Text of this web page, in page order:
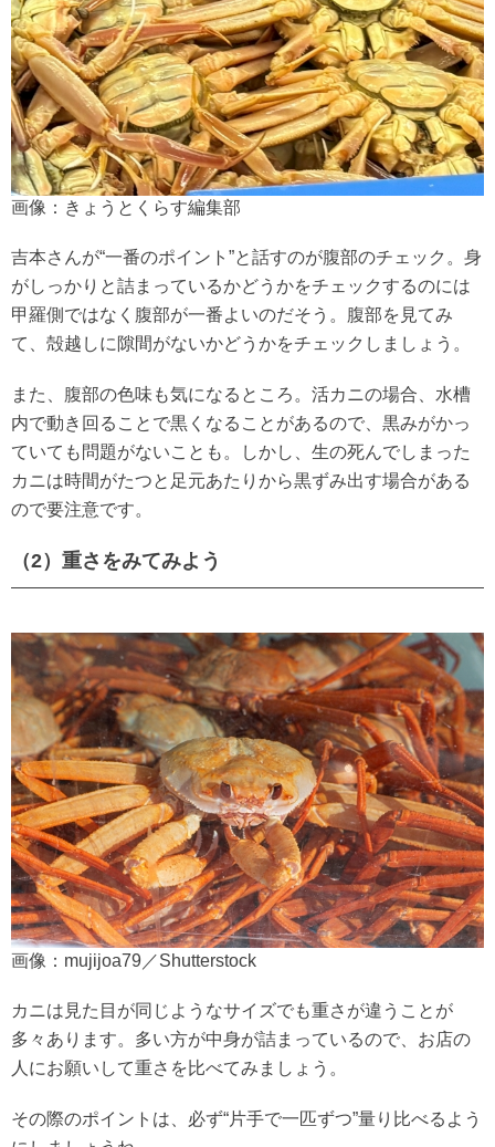
画像：きょうとくらす編集部
吉本さんが“一番のポイント”と話すのが腹部のチェック。身
がしっかりと詰まっているかどうかをチェックするのには
甲羅側ではなく腹部が一番よいのだそう。腹部を見てみ
て、殻越しに隙間がないかどうかをチェックしましょう。
また、腹部の色味も気になるところ。活カニの場合、水槽
内で動き回ることで黒くなることがあるので、黒みがかっ
ていても問題がないことも。しかし、生の死んでしまった
カニは時間がたつと足元あたりから黒ずみ出す場合がある
ので要注意です。
（2）重さをみてみよう
画像：mujijoa79／Shutterstock
カニは見た目が同じようなサイズでも重さが違うことが
多々あります。多い方が中身が詰まっているので、お店の
人にお願いして重さを比べてみましょう。
その際のポイントは、必ず“片手で一匹ずつ”量り比べるよう